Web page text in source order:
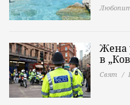
Жена
в
Свят